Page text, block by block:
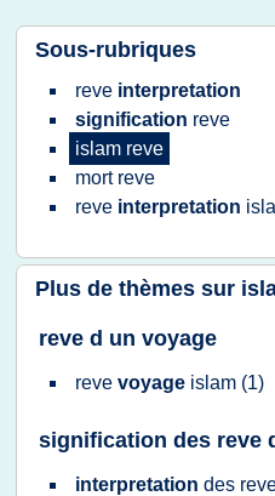
Sous-rubriques
reve interpretation
signification reve
islam reve
mort reve
reve interpretation
Plus de thèmes sur
reve d un voyage
reve voyage islam (1)
signification des reve
interpretation des